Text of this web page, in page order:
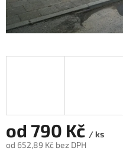
od 790 Kč / ks
od 652,89 Kč bez DPH